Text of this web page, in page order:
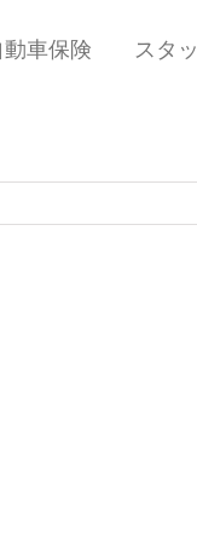
車保険 スタ